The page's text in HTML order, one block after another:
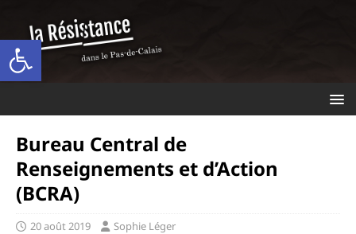
Ouvrir la barre d’outils
Bureau Central de
Renseignements et d’Action
(BCRA)
20 août 2019 Sophie Léger